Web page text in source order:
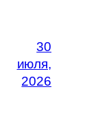
30
июля,
2026